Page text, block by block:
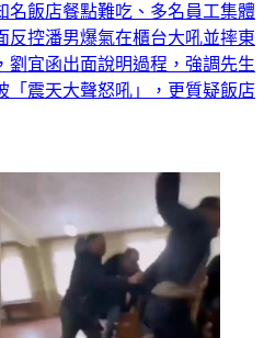
名飯店餐點難吃、多名員工集體
反控潘男爆氣在櫃台大吼並摔東
劉宜函出面說明過程，強調先生
「震天大聲怒吼」，更質疑飯店